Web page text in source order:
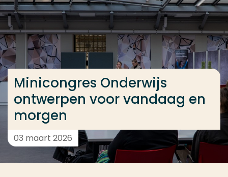
Ga direct naar de content
... > Minicongres Onderwijs ontwerpen voor
Minicongres Onderwijs
ontwerpen voor vandaag en
morgen
03 maart 2026
Veel gezocht
Opleiding